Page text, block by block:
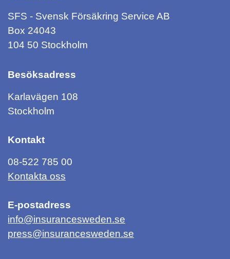
SFS - Svensk Försäkring Service AB
Box 24043
104 50 Stockholm
Besöksadress
Karlavägen 108
Stockholm
Kontakt
08-522 785 00
Kontakta oss
E-postadress
info@insurancesweden.se
press@insurancesweden.se